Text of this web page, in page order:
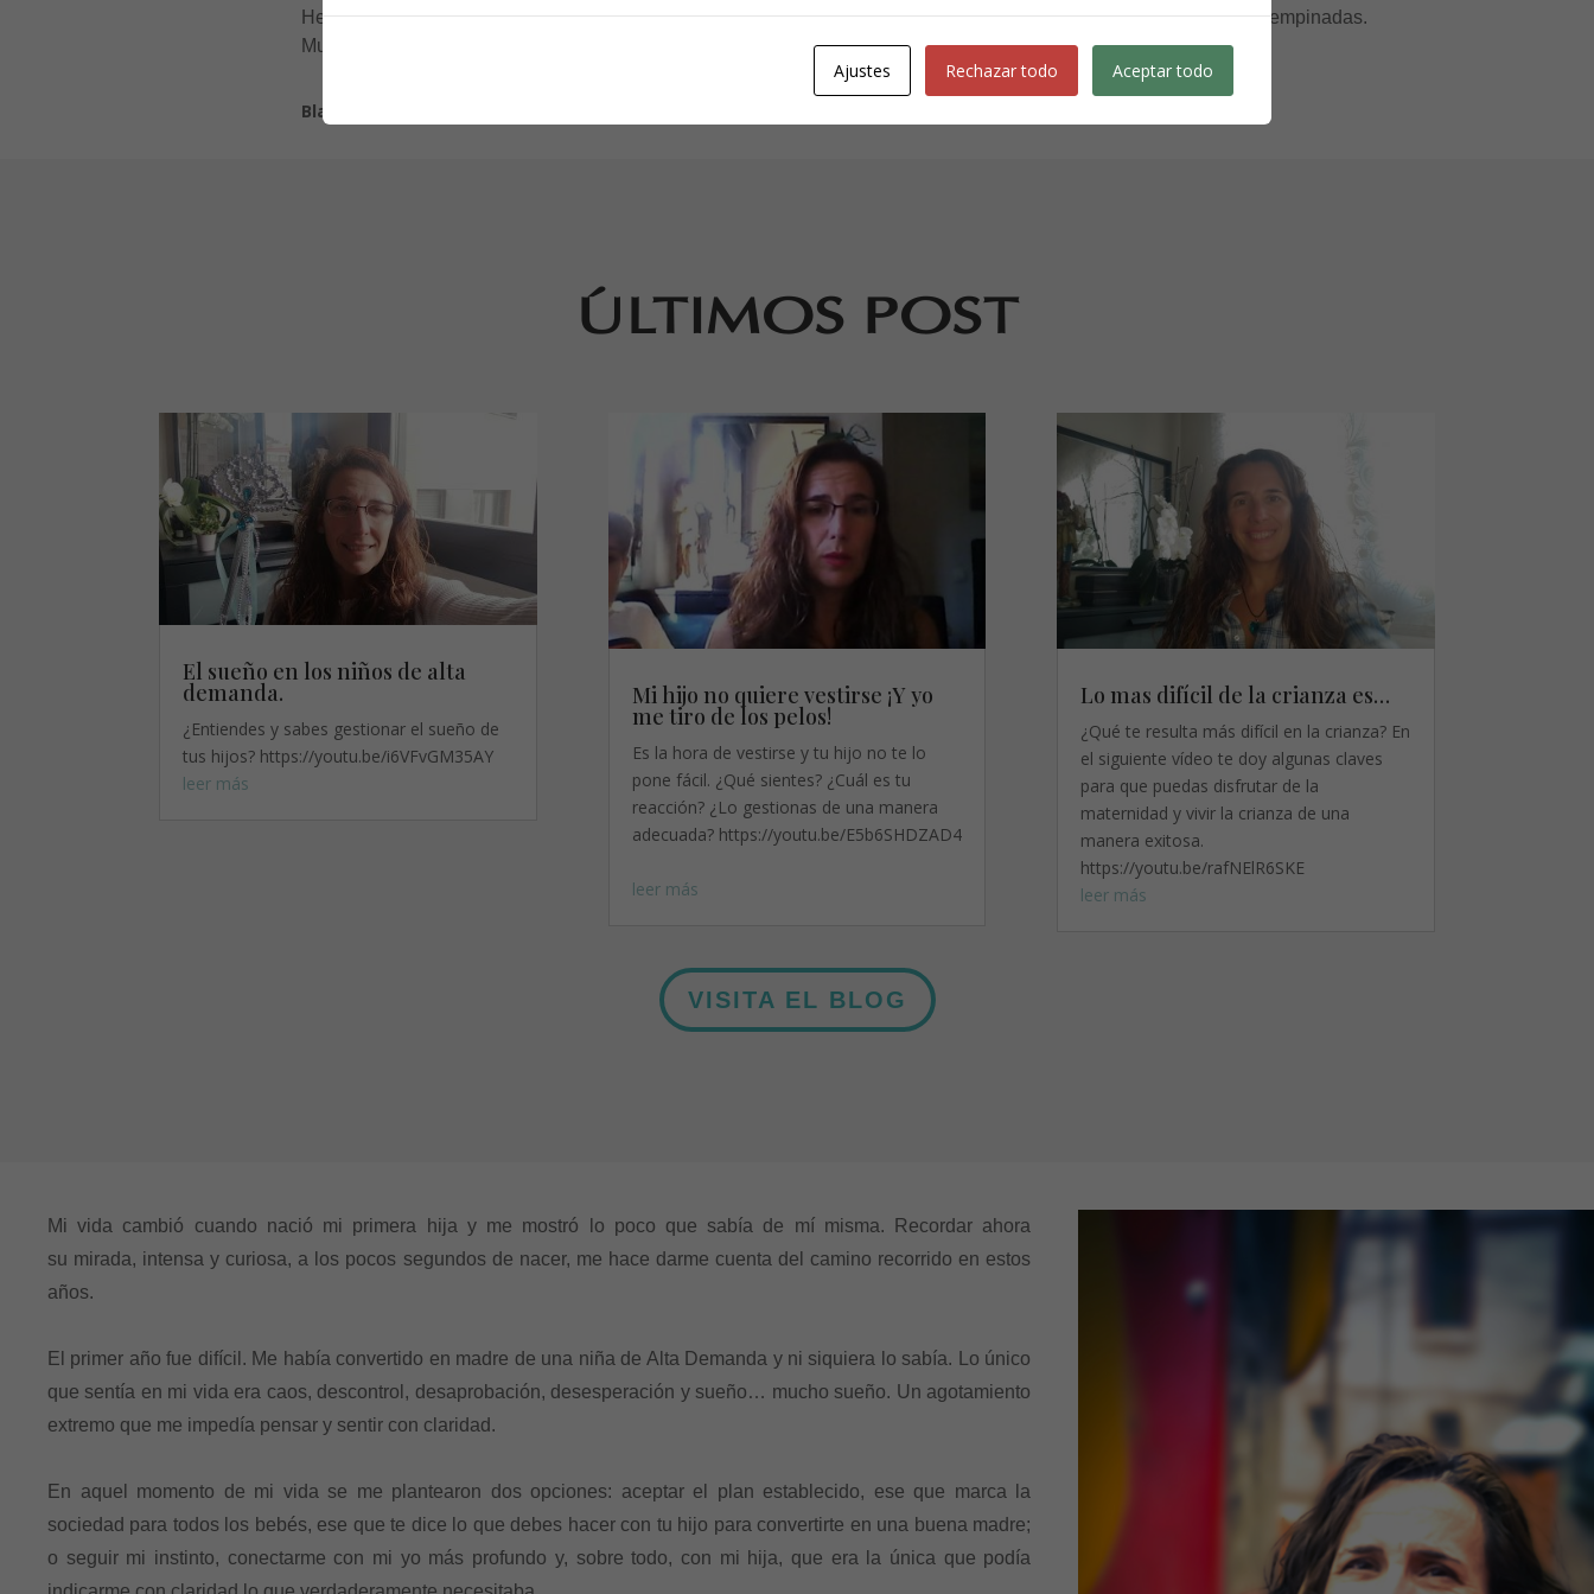
Hemos disfrutado mucho de este camino que no es fácil y tener apoyos y referentes en él, alivia mucho las cuestas empinadas.
Muchísimas gracias por todo!!
Blanca González de Zarate
ÚLTIMOS POST
El sueño en los niños de alta
demanda.
¿Entiendes y sabes gestionar el sueño de
tus hijos? https://youtu.be/i6VFvGM35AY
leer más
Mi hijo no quiere vestirse ¡Y yo
me tiro de los pelos!
Es la hora de vestirse y tu hijo no te lo
pone fácil. ¿Qué sientes? ¿Cuál es tu
reacción? ¿Lo gestionas de una manera
adecuada? https://youtu.be/E5b6SHDZAD4
leer más
Lo mas difícil de la crianza es…
¿Qué te resulta más difícil en la crianza? En
el siguiente vídeo te doy algunas claves
para que puedas disfrutar de la
maternidad y vivir la crianza de una
manera exitosa.
https://youtu.be/rafNElR6SKE
leer más
VISITA EL BLOG
Mi vida cambió cuando nació mi primera hija y me mostró lo poco que sabía de mí misma. Recordar ahora
su mirada, intensa y curiosa, a los pocos segundos de nacer, me hace darme cuenta del camino recorrido en estos
años.
El primer año fue difícil. Me había convertido en madre de una niña de Alta Demanda y ni siquiera lo sabía. Lo único
que sentía en mi vida era caos, descontrol, desaprobación, desesperación y sueño… mucho sueño. Un agotamiento
extremo que me impedía pensar y sentir con claridad.
En aquel momento de mi vida se me plantearon dos opciones: aceptar el plan establecido, ese que marca la
sociedad para todos los bebés, ese que te dice lo que debes hacer con tu hijo para convertirte en una buena madre;
o seguir mi instinto, conectarme con mi yo más profundo y, sobre todo, con mi hija, que era la única que podía
Ajustes Rechazar todo Aceptar todo